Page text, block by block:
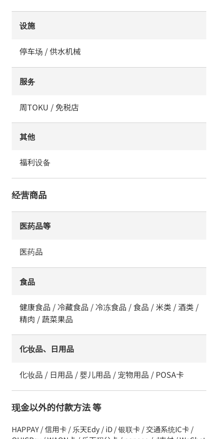
设施
停车场 / 供水机械
服务
周TOKU / 免税店
其他
福利设备
经营商品
医药品等
医药品
食品
健康食品 / 冷藏食品 / 冷冻食品 / 食品 / 米类 / 酒类 /
精肉 / 蔬菜果品
化妆品、日用品
化妆品 / 日用品 / 婴儿用品 / 宠物用品 / POSA卡
现金以外的付款方法 等
HAPPAY / 信用卡 / 乐天Edy / iD / 银联卡 / 交通系统IC卡 /